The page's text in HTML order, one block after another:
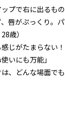
プで右に出るも
、唇がぷっくり。
歳）
じがたまらない！
いにも万能」
、どんな場面で